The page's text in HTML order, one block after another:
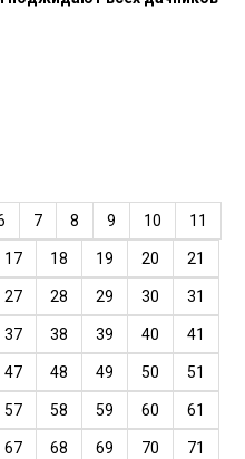
7 8 9 10 11
17 18 19 20 21
27 28 29 30 31
37 38 39 40 41
47 48 49 50 51
57 58 59 60 61
67 68 69 70 71